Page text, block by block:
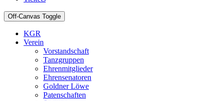
Off-Canvas Toggle
KGR
Verein
Vorstandschaft
Tanzgruppen
Ehrenmitglieder
Ehrensenatoren
Goldner Löwe
Patenschaften